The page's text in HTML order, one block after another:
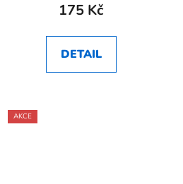
175 Kč
DETAIL
AKCE